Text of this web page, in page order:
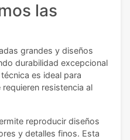
las
grandes y diseños
durabilidad excepcional
es ideal para
resistencia al
reproducir diseños
y detalles finos. Esta